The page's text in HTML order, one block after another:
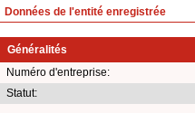
Données de l'entité enregistrée
Généralités
Numéro d'entreprise:
Statut: